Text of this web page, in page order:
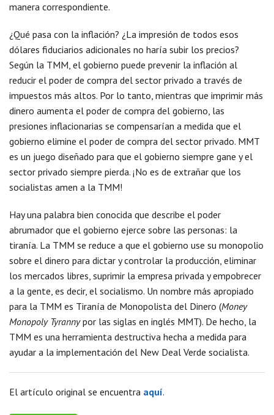
manera correspondiente.
¿Qué pasa con la inflación? ¿La impresión de todos esos
dólares fiduciarios adicionales no haría subir los precios?
Según la TMM, el gobierno puede prevenir la inflación al
reducir el poder de compra del sector privado a través de
impuestos más altos. Por lo tanto, mientras que imprimir más
dinero aumenta el poder de compra del gobierno, las
presiones inflacionarias se compensarían a medida que el
gobierno elimine el poder de compra del sector privado. MMT
es un juego diseñado para que el gobierno siempre gane y el
sector privado siempre pierda. ¡No es de extrañar que los
socialistas amen a la TMM!
Hay una palabra bien conocida que describe el poder
abrumador que el gobierno ejerce sobre las personas: la
tiranía. La TMM se reduce a que el gobierno use su monopolio
sobre el dinero para dictar y controlar la producción, eliminar
los mercados libres, suprimir la empresa privada y empobrecer
a la gente, es decir, el socialismo. Un nombre más apropiado
para la TMM es Tiranía de Monopolista del Dinero (Money
Monopoly Tyrannypor las siglas en inglés MMT). De hecho, la
TMM es una herramienta destructiva hecha a medida para
ayudar a la implementación del New Deal Verde socialista.
El artículo original se encuentra aquí.